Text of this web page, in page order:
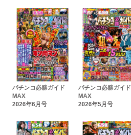
パチンコ必勝ガイド
MAX
2026年6月号
パチンコ必勝ガイド
MAX
2026年5月号